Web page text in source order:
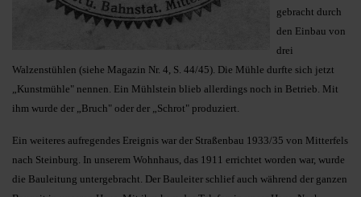
gebracht durch
den Einbau von
drei
Walzenstühlen (siehe Magazin Nr. 4, S. 44/45). Die Mühle durfte sich jetzt
„Kunstmüh­le" nennen. Ein Mühlstein blieb allerdings noch in Betrieb. Mit
ihm wurde der „Bruch" oder der „Schrot" produziert.
Ein weiteres aufregendes Ereignis war der Straßenbau 1933/35 von Mit­terfels
nach Steinburg. In unserem Wohnhaus, das 1911 errichtet worden war, wurde
die Bauleitung untergebracht. Der Bauleiter schlief auch wäh­­rend der ganzen